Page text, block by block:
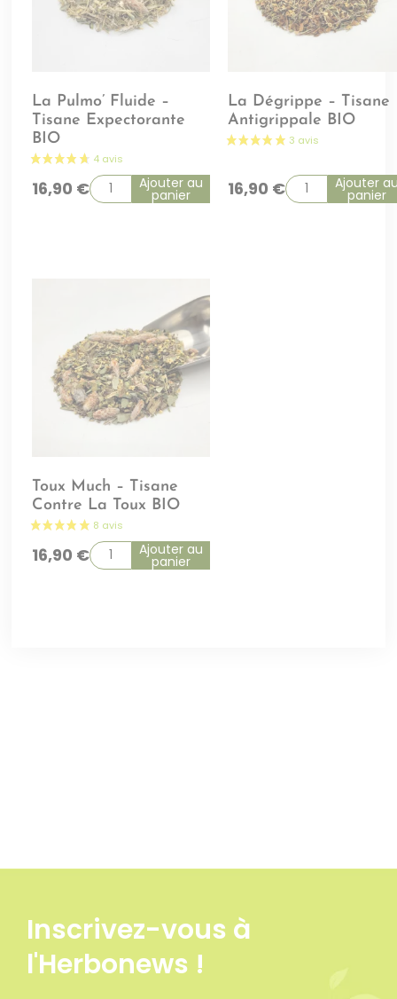
La Pulmo’ Fluide –
Tisane Expectorante
BIO
16,90 € Ajouter au
panier
La Dégrippe – Tisane
Antigrippale BIO
16,90 € Ajouter
panier
Toux Much – Tisane
Contre La Toux BIO
16,90 € Ajouter au
panier
Inscrivez-vous à
l'Herbonews !